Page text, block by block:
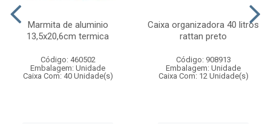
Marmita de aluminio
13,5x20,6cm termica
Código: 460502
Embalagem: Unidade
Caixa Com: 40 Unidade(s)
Caixa organizadora 40 litros
rattan preto
Código: 908913
Embalagem: Unidade
Caixa Com: 12 Unidade(s)